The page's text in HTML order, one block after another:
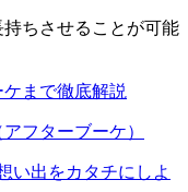
ちさせることが可能
まで徹底解説
フターブーケ）
い出をカタチにしよ